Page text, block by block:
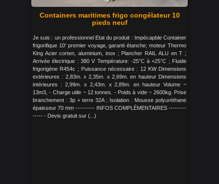
Containers maritimes frigo congélateur 10
pieds neuf
Je suis : un professionnel Etat du produit : Impécapble Container
frigorifique 10' premier voyage, garanti étanche; moteur Thermo
King Acier corten, aluminium, inox ; Plancher RAIL ALU en T ;
Arrivée électrique : 380 V Température: -25°C à +25°C ; Fluide
frigorigène R454c ; Puissance nécessaire : 12 KW Dimensions
extérieures : 2,83m. x 2,35m. x 2,69m. en hauteur Dimensions
intérieures : 2,99m. x 2,43m. x 2,89m. en hauteur Volume ~
13m3, - Charge utile ~ 12 tonnes. - Poids à vide ~ 2600kg. Prise
branchement : 3p + terre 32A ; Isolation : Mousse polyuréthane
épaisseur 70 mm ---------- INFOS COMPLÉMENTAIRES ---------
----- - Devis gratuit sur (...)